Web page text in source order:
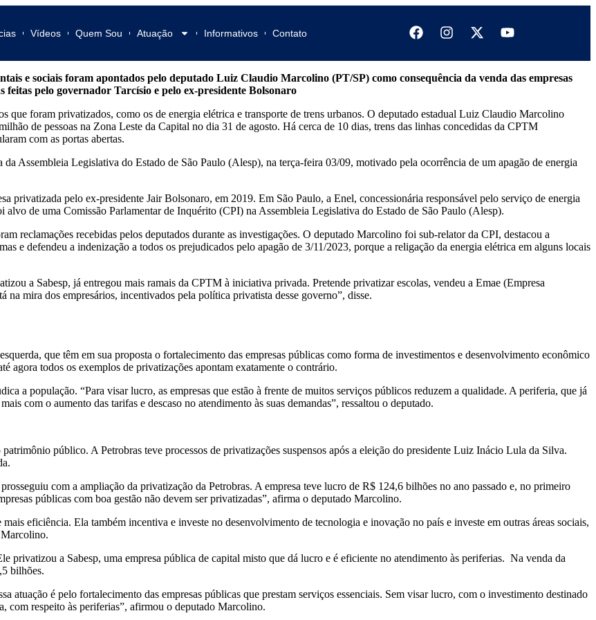
Vídeos Quem Sou Atuação Informativos Contato
e sociais foram apontados pelo deputado Luiz Claudio Marcolino (PT/SP) como consequência da venda das empresas
feitas pelo governador Tarcísio e pelo ex-presidente Bolsonaro
que foram privatizados, como os de energia elétrica e transporte de trens urbanos. O deputado estadual Luiz Claudio Marcolino
de pessoas na Zona Leste da Capital no dia 31 de agosto. Há cerca de 10 dias, trens das linhas concedidas da CPTM
com as portas abertas.
Assembleia Legislativa do Estado de São Paulo (Alesp), na terça-feira 03/09, motivado pela ocorrência de um apagão de energia
privatizada pelo ex-presidente Jair Bolsonaro, em 2019. Em São Paulo, a Enel, concessionária responsável pelo serviço de energia
de uma Comissão Parlamentar de Inquérito (CPI) na Assembleia Legislativa do Estado de São Paulo (Alesp).
reclamações recebidas pelos deputados durante as investigações. O deputado Marcolino foi sub-relator da CPI, destacou a
e defendeu a indenização a todos os prejudicados pelo apagão de 3/11/2023, porque a religação da energia elétrica em alguns locais
a Sabesp, já entregou mais ramais da CPTM à iniciativa privada. Pretende privatizar escolas, vendeu a Emae (Empresa
mira dos empresários, incentivados pela política privatista desse governo”, disse.
que têm em sua proposta o fortalecimento das empresas públicas como forma de investimentos e desenvolvimento econômico
agora todos os exemplos de privatizações apontam exatamente o contrário.
a população. “Para visar lucro, as empresas que estão à frente de muitos serviços públicos reduzem a qualidade. A periferia, que já
com o aumento das tarifas e descaso no atendimento às suas demandas”, ressaltou o deputado.
público. A Petrobras teve processos de privatizações suspensos após a eleição do presidente Luiz Inácio Lula da Silva.
com a ampliação da privatização da Petrobras. A empresa teve lucro de R$ 124,6 bilhões no ano passado e, no primeiro
públicas com boa gestão não devem ser privatizadas”, afirma o deputado Marcolino.
eficiência. Ela também incentiva e investe no desenvolvimento de tecnologia e inovação no país e investe em outras áreas sociais,
Marcolino.
privatizou a Sabesp, uma empresa pública de capital misto que dá lucro e é eficiente no atendimento às periferias. Na venda da
bilhões.
atuação é pelo fortalecimento das empresas públicas que prestam serviços essenciais. Sem visar lucro, com o investimento destinado
com respeito às periferias”, afirmou o deputado Marcolino.